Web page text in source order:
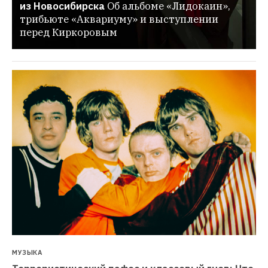
из Новосибирска Об альбоме «Лидокаин»,
трибьюте «Аквариуму» и выступлении
перед Киркоровым
МУЗЫКА